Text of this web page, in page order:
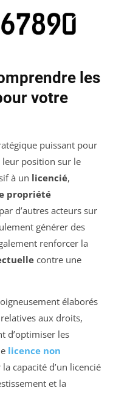
les
votre
puissant pour
leur position sur le
à un licencié,
propriété
d’autres acteurs sur
générer des
renforcer la
contre une
élaborés
aux droits,
d’optimiser les
licence non
capacité d’un licencié
et la